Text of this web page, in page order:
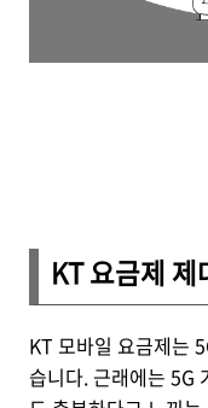
KT 요금제 제
KT 모바일 요금제는
습니다. 근래에는 5G